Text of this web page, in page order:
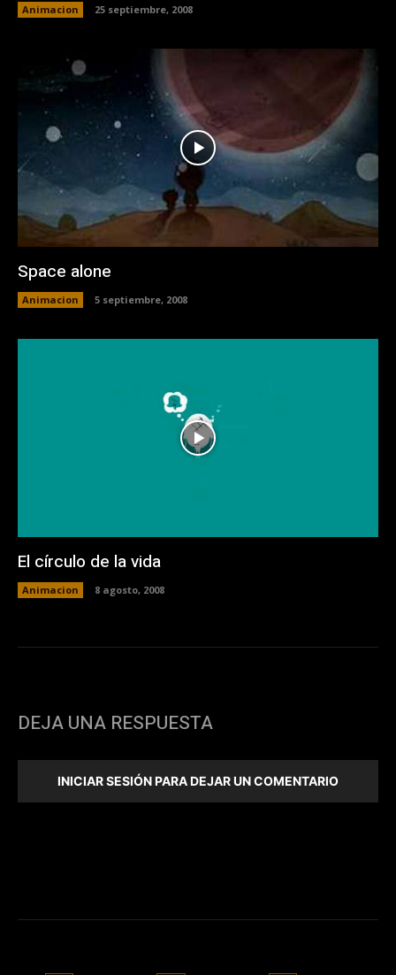
Animacion 25 septiembre, 2008
Space alone
Animacion 5 septiembre, 2008
El círculo de la vida
Animacion 8 agosto, 2008
DEJA UNA RESPUESTA
INICIAR SESIÓN PARA DEJAR UN COMENTARIO